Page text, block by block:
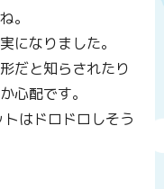
。
になりました。
だと知らされたり
心配です。
はドロドロしそう